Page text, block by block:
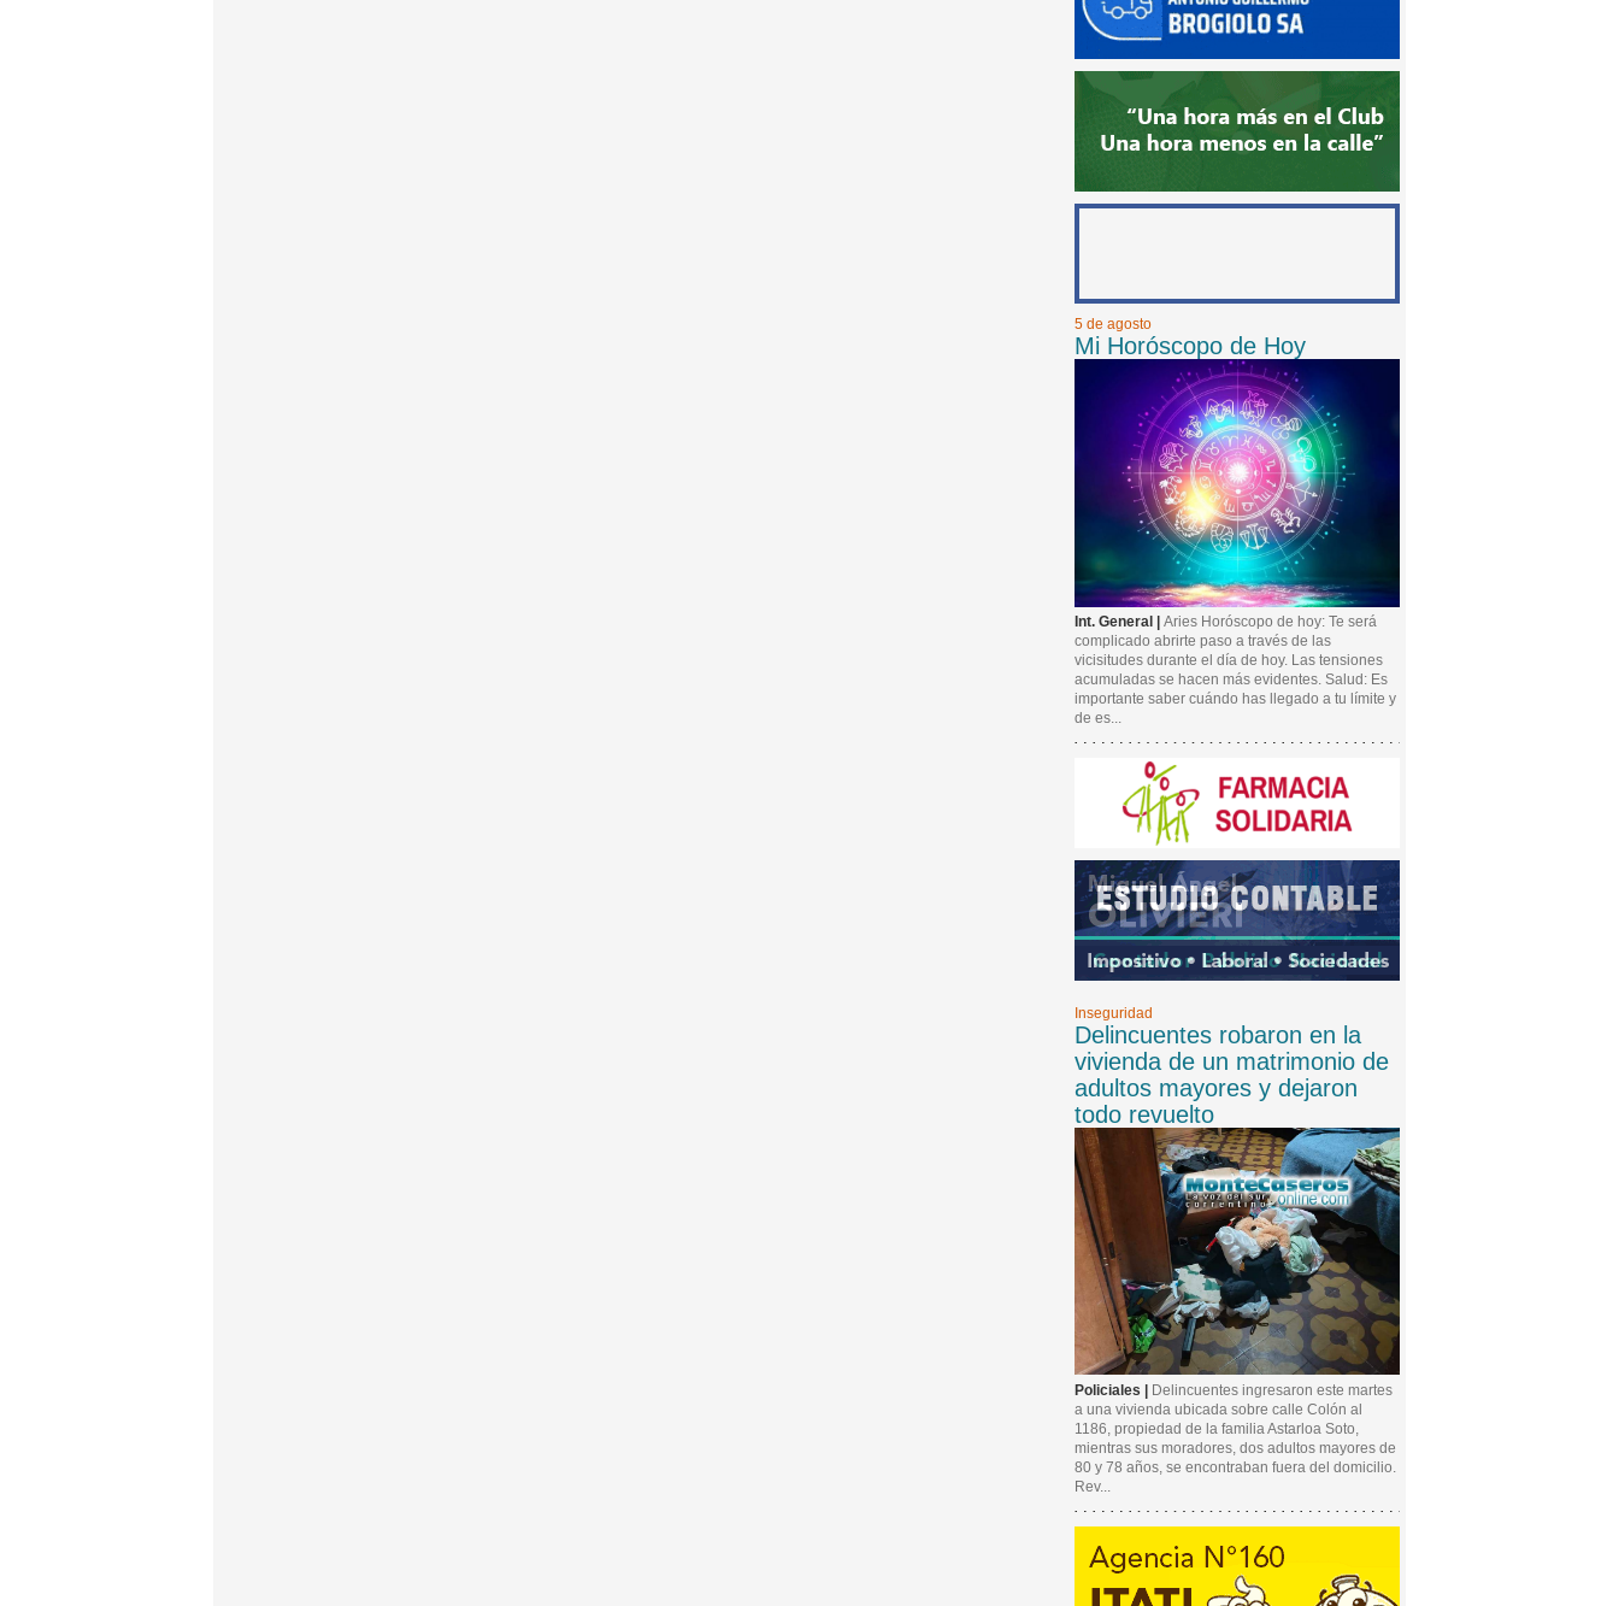
5 de agosto
Mi Horóscopo de Hoy
Int. General | Aries Horóscopo de hoy: Te será
complicado abrirte paso a través de las
vicisitudes durante el día de hoy. Las tensiones
acumuladas se hacen más evidentes. Salud: Es
importante saber cuándo has llegado a tu límite y
de es...
Inseguridad
Delincuentes robaron en la
vivienda de un matrimonio de
adultos mayores y dejaron
todo revuelto
Policiales |
Delincuentes ingresaron este martes
a una vivienda ubicada sobre calle Colón al
1186, propiedad de la familia Astarloa Soto,
mientras sus moradores, dos adultos mayores de
80 y 78 años, se encontraban fuera del domicilio.
Rev...